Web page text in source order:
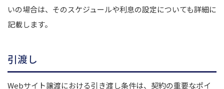
いの場合は、そのスケジュールや利息の設定についても詳細に
記載します。
引渡し
Webサイト譲渡における引き渡し条件は、契約の重要なポイ